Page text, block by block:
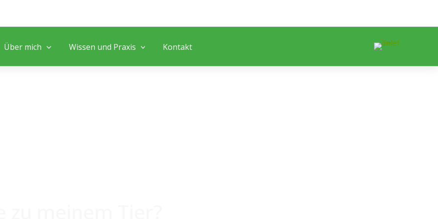
Über mich Wissen und Praxis Kontakt